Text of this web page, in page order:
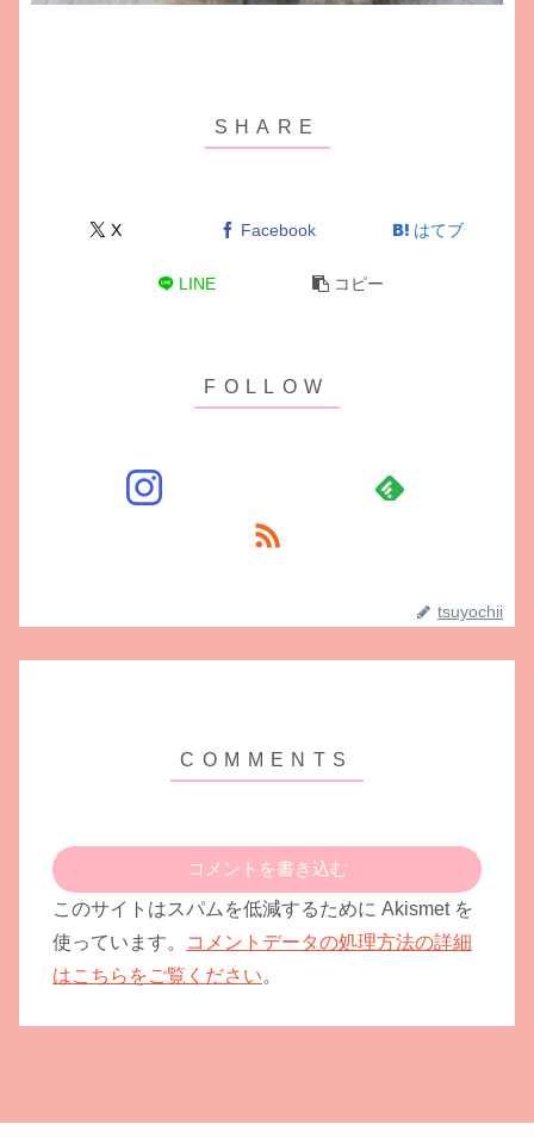
X Facebook はてブ
LINE コピー
tsuyochii
コメントを書き込む
このサイトはスパムを低減するために Akismet を
使っています。
コメントデータの処理方法の詳細
はこちらをご覧ください。